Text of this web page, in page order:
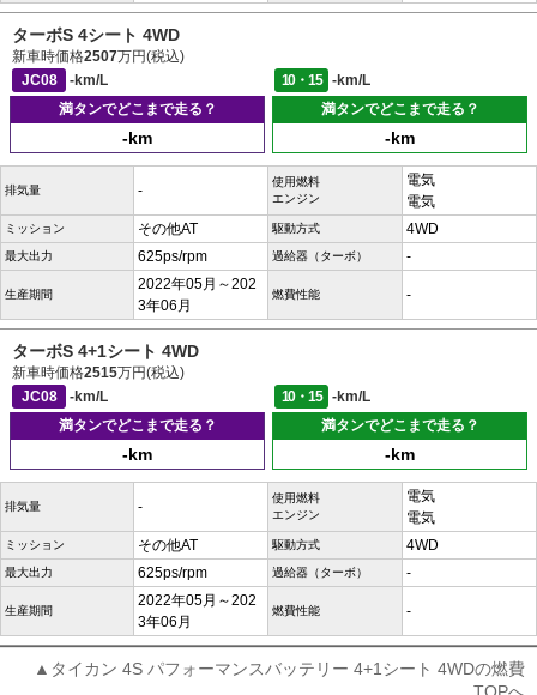
ターボS 4シート 4WD
新車時価格2507万円(税込)
JC08
-km/L 10・15
-km/L
満タンでどこまで走る？
-km
満タンでどこまで走る？
-km
排気量 -
使用燃料
エンジン
電気
電気
ミッション その他AT 駆動方式 4WD
最大出力 625ps/rpm 過給器（ターボ） -
生産期間
2022年05月～202
3年06月
燃費性能 -
ターボS 4+1シート 4WD
新車時価格2515万円(税込)
JC08
-km/L 10・15
-km/L
満タンでどこまで走る？
-km
満タンでどこまで走る？
-km
排気量 -
使用燃料
エンジン
電気
電気
ミッション その他AT 駆動方式 4WD
最大出力 625ps/rpm 過給器（ターボ） -
生産期間
2022年05月～202
3年06月
燃費性能 -
▲タイカン 4S パフォーマンスバッテリー 4+1シート 4WDの燃費